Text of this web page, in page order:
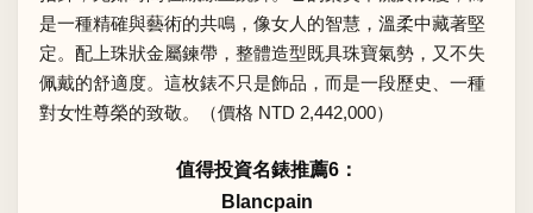
是一種精確與藝術的共鳴，像女人的智慧，溫柔中藏著堅
定。配上珠狀金屬鍊帶，整體造型既具珠寶氣勢，又不失
佩戴的舒適度。這枚錶不只是飾品，而是一段歷史、一種
對女性尊榮的致敬。（價格 NTD 2,442,000）
值得投資名錶推薦6：
Blancpain